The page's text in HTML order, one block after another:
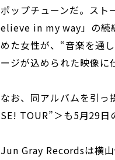
ポップチューンだ。スト
elieve in my way」の続
めた女性が、“音楽を通
ージが込められた映像に
なお、同アルバムを引っ
SE! TOUR”＞も5月29日
Jun Gray Recordsは横